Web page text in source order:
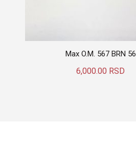
Max O.M. 567 BRN 56
6,000.00 RSD